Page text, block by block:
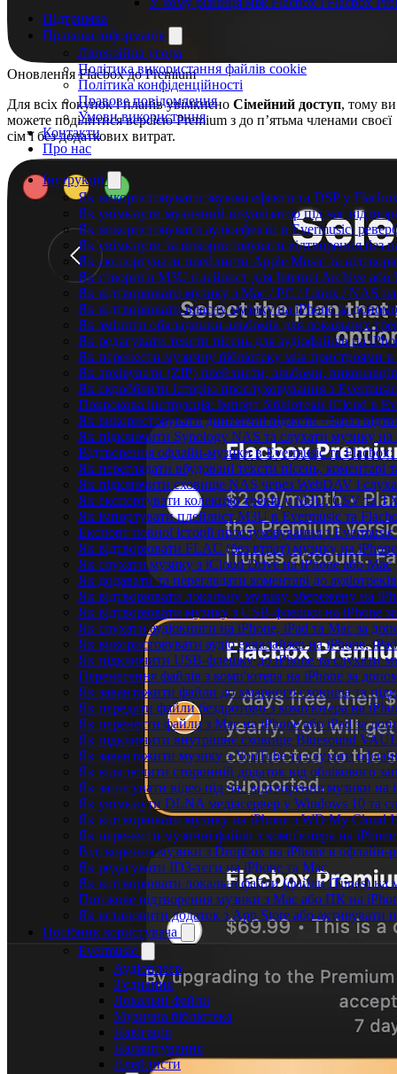
Підтримка
Правова інформація
Ліцензійна угода
Політика використання файлів cookie
Політика конфіденційності
Правове повідомлення
Умови використання
Контакти
Про нас
Інструкції
Як використовувати звукові ефекти та DSP у
Як увімкнути музичний візуалізатор під час
Як використовувати аудіоефекти в Evermusic:
Як увімкнути та використовувати відтворення без
Як експортувати плейлисти Apple Music та
Як створити M3U плейлист для Internet Archive
Як відтворювати музику з Mac / PC / Linux / NAS
Як відтворювати власну музику на iPhone за
Як змінити обкладинки альбомів для локальних
Як редагувати тексти пісень для аудіофайлів на
Як перенести музичну бібліотеку між пристроями в
Як архівувати (ZIP) плейлисти, альбоми,
Як скробблити історію прослуховування з
Покрокова інструкція: Імпорт бібліотеки iCloud в
Як використовувати динамічні віджети «Зараз
Як підключити Synology NAS та слухати музику на
Відтворення офлайн-музики в Evermusic та Flacbox:
Як переглядати вбудовані тексти пісень,
Як підключити сховище NAS через WebDAV і
Як експортувати колекцію треків у M3U, CSV та
Як імпортувати плейлист M3U в Evermusic та
Експорт повної історії прослуховування з
Як відтворювати FLAC (без втрат) музику на iPhone
Як слухати музику з iCloud Drive на iPhone або Mac
Як додавати та переглядати коментарі до
Як відтворювати локальну музику, збережену на
Як відтворювати музику з USB-флешки на iPhone
Як слухати аудіокниги на iPhone, iPad та Mac за
Як використовувати аудіо еквалайзер на iPhone,
Як підключити USB-флешку до iPhone та слухати
Перенесення файлів з комп'ютера на iPhone за
Як завантажити файли до хмарного сховища та
Як передати файли бездротово з комп'ютера на
Як перенести файли з Mac на iPhone або iPad за
Як підключити внутрішнє сховище Bluesound
Як завантажити музику з YouTube та слухати
Як відключити сторонній додаток від облікового
Як записувати відео під час відтворення музики на
Як увімкнути DLNA медіасервер у Windows 10 та
Як відтворювати музику на iPhone з WD My Cloud
Як перенести музичні файли з комп'ютера на
Відтворення музики з Dropbox на iPhone в офлайн-
Як редагувати ID3-теги на iPhone та Mac
Як відтворювати локальні файли (файли iTunes) на
Потокове відтворення музики з Mac або ПК на
Як встановити додаток з App Store або
Посібник користувача
Evermusic
Аудіоплеєр
З'єднання
Локальні файли
Музична бібліотека
Навігація
Налаштування
Плейлисти
Оновлення Flacbox до Premium
Для всіх покупок і планів увімкнено Сімейний доступ, тому ви
можете поділитися версією Premium з до п’ятьма членами своєї
сім’ї без додаткових витрат.